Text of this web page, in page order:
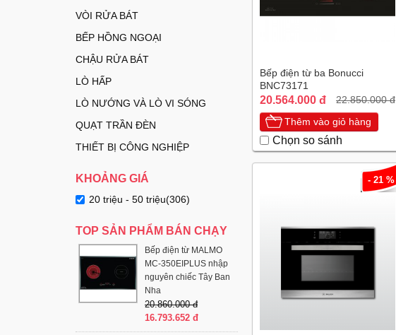
Bếp điện từ ba Bonucci
BNC73171
20.564.000 đ 22.850.000 đ
Thêm vào giỏ hàng
Chọn so sánh
- 21 %
VÒI RỬA BÁT
BẾP HỒNG NGOẠI
CHẬU RỬA BÁT
LÒ HẤP
LÒ NƯỚNG VÀ LÒ VI SÓNG
QUẠT TRẦN ĐÈN
THIẾT BỊ CÔNG NGHIỆP
KHOẢNG GIÁ
20 triệu - 50 triệu(306)
TOP SẢN PHẨM BÁN CHẠY
Bếp điện từ MALMO
MC-350EIPLUS nhập
nguyên chiếc Tây Ban
Nha
20.860.000 đ
16.793.652 đ